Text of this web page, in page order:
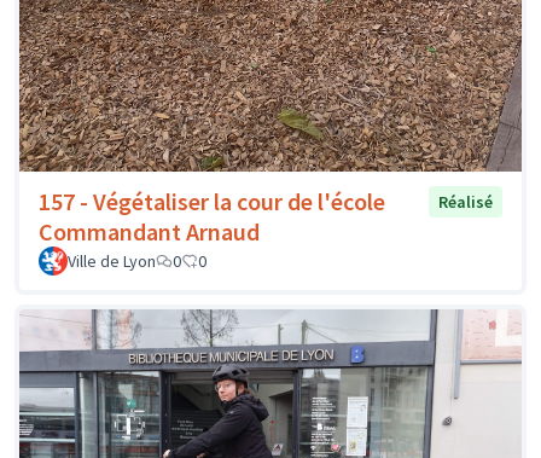
157 - Végétaliser la cour de l'école
Commandant Arnaud
Réalisé
Ville de Lyon 0 0